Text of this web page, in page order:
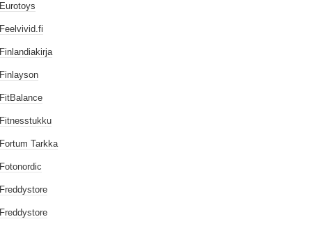
Eurotoys
Feelvivid.fi
Finlandiakirja
Finlayson
FitBalance
Fitnesstukku
Fortum Tarkka
Fotonordic
Freddystore
Freddystore